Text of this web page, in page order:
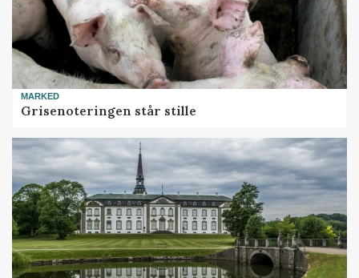
MARKED
Grisenoteringen står stille